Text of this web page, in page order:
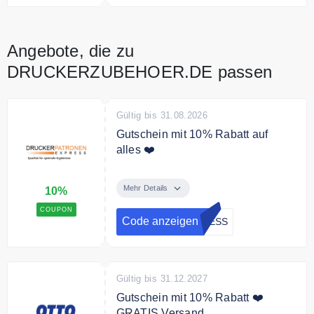
Angebote, die zu
DRUCKERZUBEHOER.DE passen
10%
COUPON
Gültig bis 31.08.2026
Gutschein mit 10% Rabatt auf
alles ❤️
auf das gesamte Sortiment. Kein
Mehr Details
Code anzeigen RESS
Gültig bis 31.12.2027
Gutschein mit 10% Rabatt ❤️